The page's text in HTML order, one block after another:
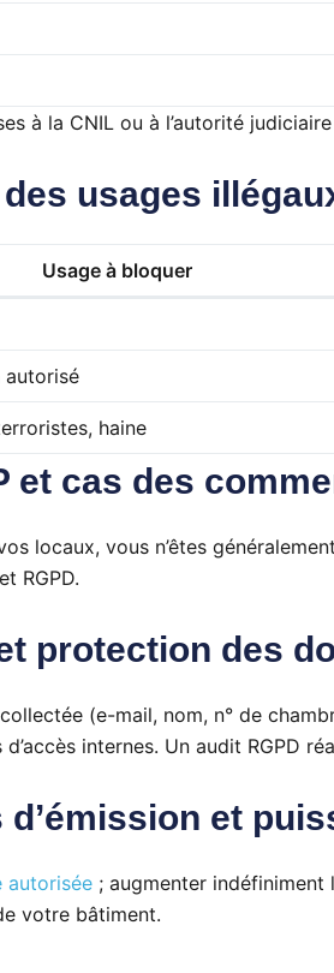
à la CNIL ou à l’autorité
usages
Usage à bloquer
autorisé
haine
et cas des
locaux, vous n’êtes
RGPD.
protection des
(e-mail, nom, n° de
internes. Un audit RGPD
et
autorisée ; augmenter indéfiniment
votre bâtiment.